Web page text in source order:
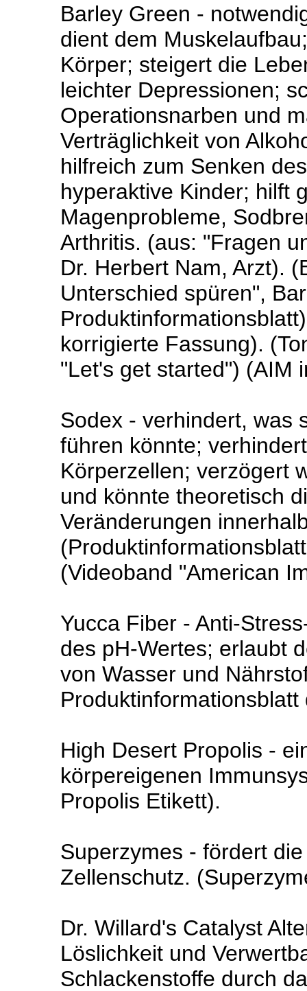
Barley Green -
dient dem
Körper; steigert die
leichter Depressionen;
Operationsnarben und
Verträglichkeit von
hilfreich zum Senken
hyperaktive Kinder; hilft
Magenprobleme,
Arthritis. (aus: "Fragen
Dr. Herbert Nam, Arzt).
Unterschied spüren",
korrigierte Fassung).
"Let's get started") (AIM
Sodex - verhindert, was
führen könnte;
Körperzellen; verzögert
und könnte theoretisch
Veränderungen
(Videoband "American
Yucca Fiber - Anti-
des pH-Wertes; erlaubt
von Wasser und
High Desert Propolis -
körpereigenen
Propolis Etikett).
Superzymes - fördert
Zellenschutz.
Dr. Willard's Catalyst
Löslichkeit und
Schlackenstoffe durch